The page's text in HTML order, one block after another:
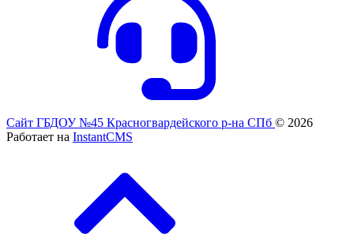
Сайт ГБДОУ №45 Красногвардейского р-на СПб © 2026
Работает на InstantCMS